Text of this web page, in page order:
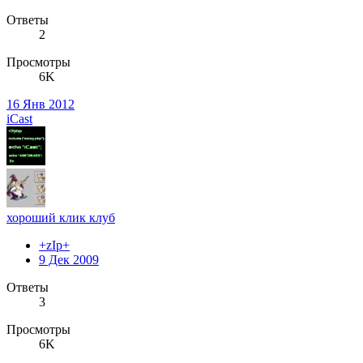
Ответы
2
Просмотры
6K
16 Янв 2012
iCast
хороший клик клуб
+zIp+
9 Дек 2009
Ответы
3
Просмотры
6K